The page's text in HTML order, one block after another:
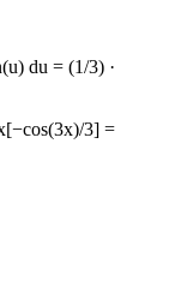
du = (1/3) ·
3] =